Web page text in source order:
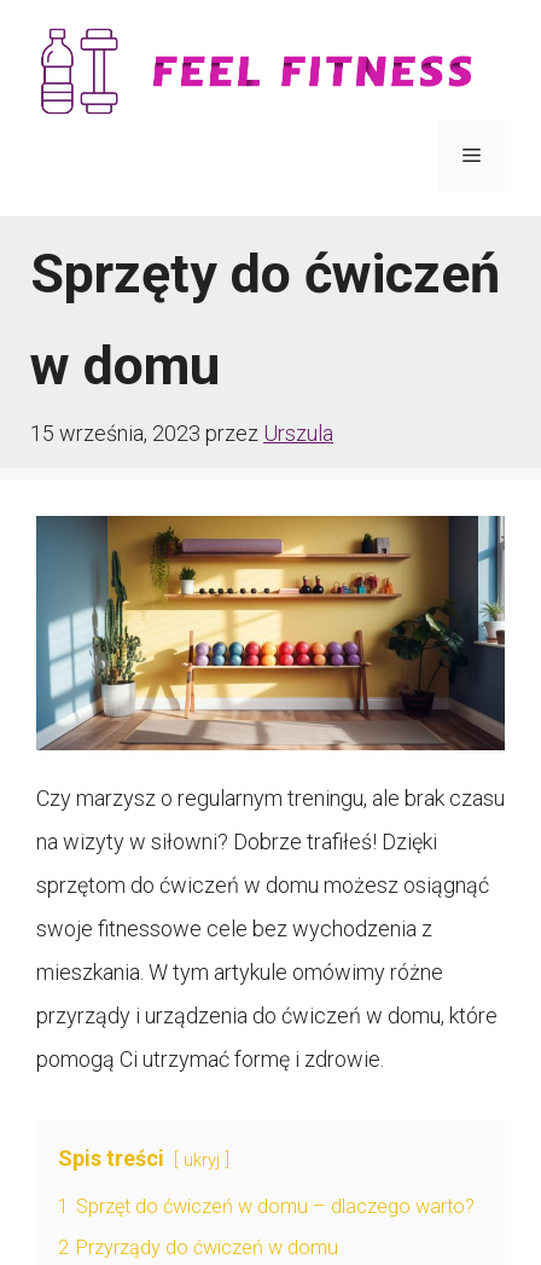
treści
Menu
Sprzęty do ćwiczeń
w domu
15 września, 2023 przez Urszula
Czy marzysz o regularnym treningu, ale brak czasu
na wizyty w siłowni? Dobrze trafiłeś! Dzięki
sprzętom do ćwiczeń w domu możesz osiągnąć
swoje fitnessowe cele bez wychodzenia z
mieszkania. W tym artykule omówimy różne
przyrządy i urządzenia do ćwiczeń w domu, które
pomogą Ci utrzymać formę i zdrowie.
Spis treści ukryj
1 Sprzęt do ćwiczeń w domu – dlaczego warto?
2 Przyrządy do ćwiczeń w domu